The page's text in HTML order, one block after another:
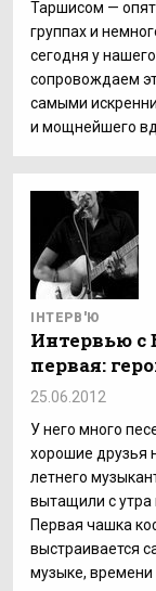
Таршисом —
группах и
сегодня у
сопровождаем
самыми
и мощнейшего
ІНТЕРВ'Ю
Интервью с
первая:
25.06.2012
У него много
хорошие друзья
летнего
вытащили с утра
Первая чашка
выстраивается
музыке, времени